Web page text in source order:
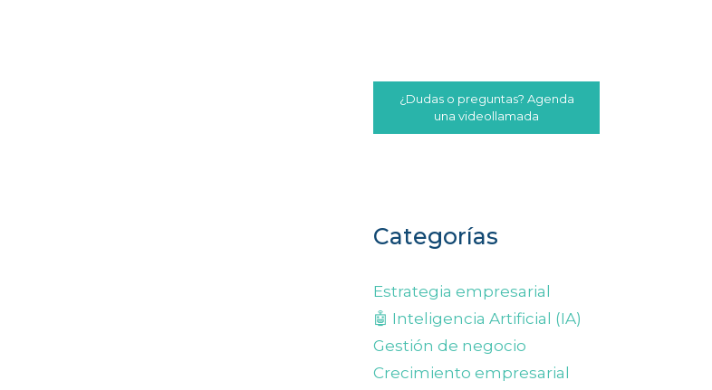
¿Dudas o preguntas? Agenda
una videollamada
Categorías
Estrategia empresarial
🤖 Inteligencia Artificial (IA)
Gestión de negocio
Crecimiento empresarial